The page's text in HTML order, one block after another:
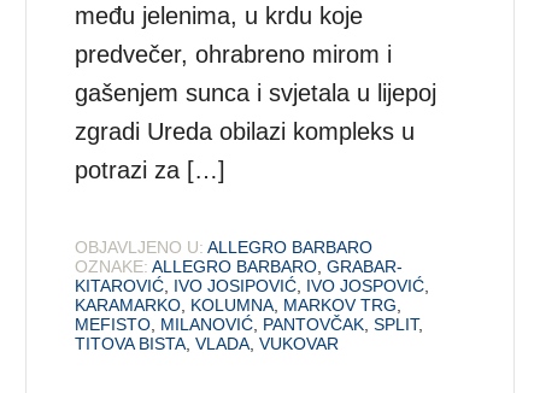
među jelenima, u krdu koje
predvečer, ohrabreno mirom i
gašenjem sunca i svjetala u lijepoj
zgradi Ureda obilazi kompleks u
potrazi za […]
OBJAVLJENO U: ALLEGRO BARBARO
OZNAKE: ALLEGRO BARBARO ,GRABAR-
KITAROVIĆ IVO JOSIPOVIĆ IVO JOSPOVIĆ
KARAMARKO KOLUMNA MARKOV TRG
MEFISTO MILANOVIĆ PANTOVČAK ,SPLIT,
TITOVA BISTA ,VLADA ,VUKOVAR